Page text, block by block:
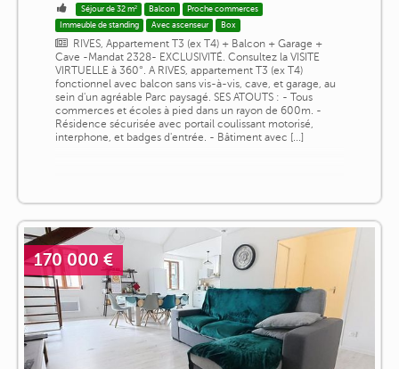
Séjour de 32 m² Balcon
Proche commerces
Immeuble de standing
Avec ascenseur Box
RIVES, Appartement T3 (ex T4) + Balcon + Garage +
Cave -Mandat 2328- EXCLUSIVITÉ. Consultez la VISITE
VIRTUELLE à 360°. A RIVES, appartement T3 (ex T4)
fonctionnel avec balcon sans vis-à-vis, cave, et garage, au
sein d'un agréable Parc paysagé. SES ATOUTS : - Tous
commerces et écoles à pied dans un rayon de 600m. -
Résidence sécurisée avec portail coulissant motorisé,
interphone, et badges d'entrée. - Bâtiment avec [...]
170 000 €